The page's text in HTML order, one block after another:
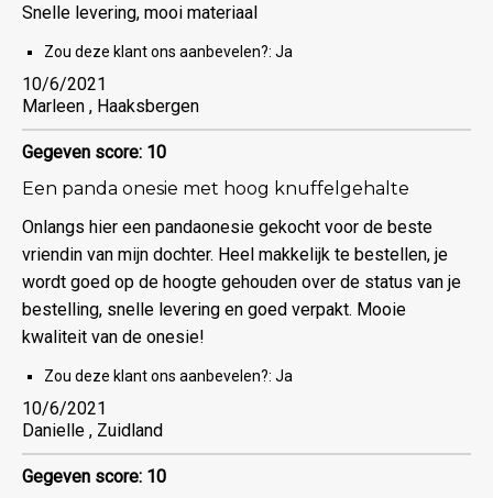
Snelle levering, mooi materiaal
Zou deze klant ons aanbevelen?: Ja
10/6/2021
Marleen , Haaksbergen
Gegeven score: 10
Een panda onesie met hoog knuffelgehalte
Onlangs hier een pandaonesie gekocht voor de beste
vriendin van mijn dochter. Heel makkelijk te bestellen, je
wordt goed op de hoogte gehouden over de status van je
bestelling, snelle levering en goed verpakt. Mooie
kwaliteit van de onesie!
Zou deze klant ons aanbevelen?: Ja
10/6/2021
Danielle , Zuidland
Gegeven score: 10